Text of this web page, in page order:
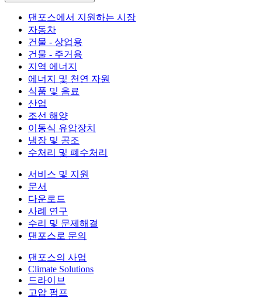
댄포스에서 지원하는 시장
자동차
건물 - 상업용
건물 - 주거용
지역 에너지
에너지 및 천연 자원
식품 및 음료
산업
조선 해양
이동식 유압장치
냉장 및 공조
수처리 및 폐수처리
서비스 및 지원
문서
다운로드
사례 연구
수리 및 문제해결
댄포스로 문의
댄포스의 사업
Climate Solutions
드라이브
고압 펌프